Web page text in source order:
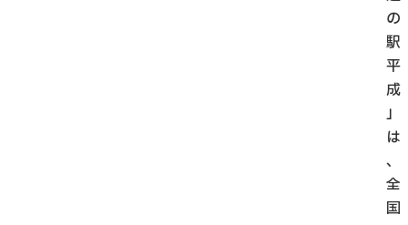
の
駅
平
成
」
は
、
全
国